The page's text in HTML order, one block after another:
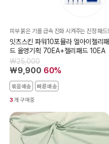
피부 붉은 기를 급속 진화 시켜주는 진정 패드!
잇츠스킨 파워10포뮬라 엘아이젤리패
드 올영기획 70EA+젤리패드 10EA
₩25,000
₩9,900 60%
묶음배송 빠른배송
3개 구매중